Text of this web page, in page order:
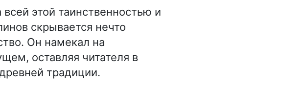
этой таинственностью и
скрывается нечто
Он намекал на
оставляя читателя в
традиции.